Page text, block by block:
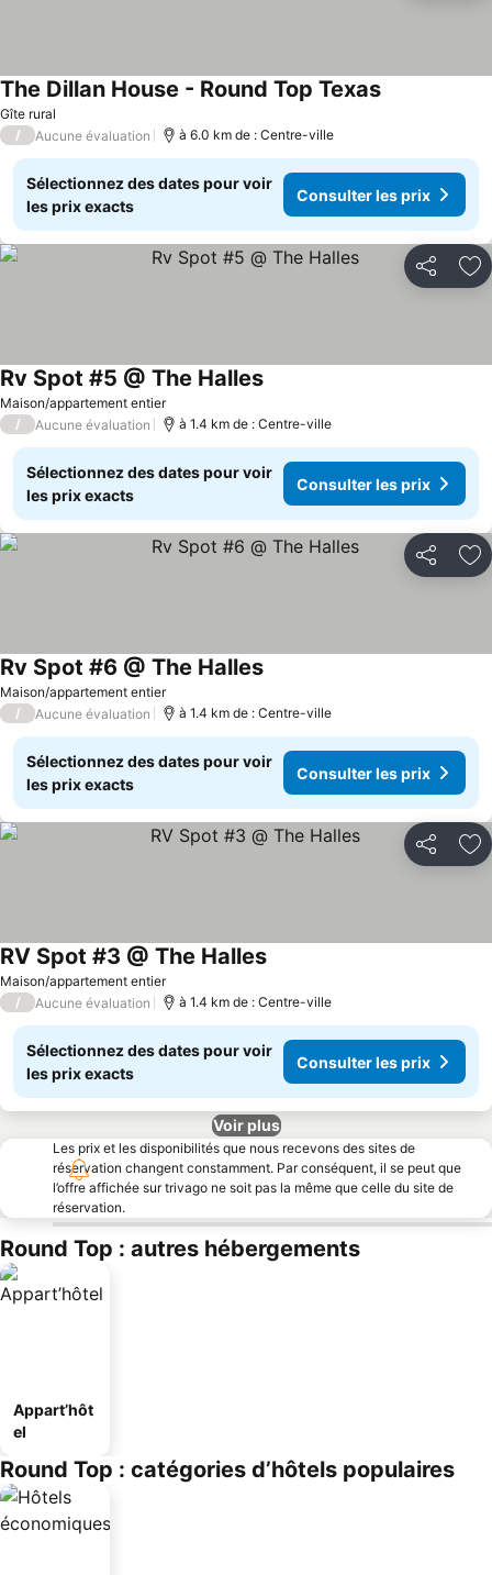
Gîte rural
The Dillan House - Round Top TexasConsulter
/ Aucune évaluation à 6.0 km de : Centre-ville
Sélectionnez des dates pour voir
les prix exacts
Consulter les prix
Partager
Maison/appartement entier
Rv Spot #5 @ The HallesConsulter les prix
/ Aucune évaluation à 1.4 km de : Centre-ville
Sélectionnez des dates pour voir
les prix exacts
Consulter les prix
Partager
Maison/appartement entier
Rv Spot #6 @ The HallesConsulter les prix
/ Aucune évaluation à 1.4 km de : Centre-ville
Sélectionnez des dates pour voir
les prix exacts
Consulter les prix
Partager
Maison/appartement entier
RV Spot #3 @ The HallesConsulter les prix
/ Aucune évaluation à 1.4 km de : Centre-ville
Sélectionnez des dates pour voir
les prix exacts
Consulter les prix
Voir plus
Les prix et les disponibilités que nous recevons des sites de
réservation changent constamment. Par conséquent, il se peut que
l’offre affichée sur trivago ne soit pas la même que celle du site de
réservation.
Round Top : autres hébergements
Appart’hôt
el
Round Top : catégories d’hôtels populaires